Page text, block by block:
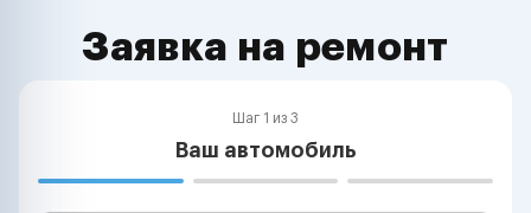
Заявка на ремонт
Шаг 1 из 3
Ваш автомобиль